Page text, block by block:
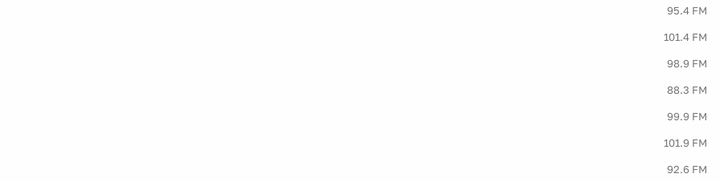
95.4 FM
101.4 FM
98.9 FM
88.3 FM
99.9 FM
101.9 FM
92.6 FM